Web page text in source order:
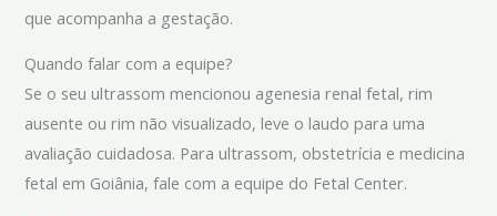
que acompanha a gestação.
Quando falar com a equipe?
Se o seu ultrassom mencionou agenesia renal fetal, rim
ausente ou rim não visualizado, leve o laudo para uma
avaliação cuidadosa. Para ultrassom, obstetrícia e medicina
fetal em Goiânia, fale com a equipe do Fetal Center.